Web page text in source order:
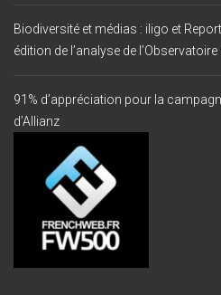
Biodiversité et médias : iligo et
édition de l’analyse de
91% d’appréciation pour la
d’Allianz